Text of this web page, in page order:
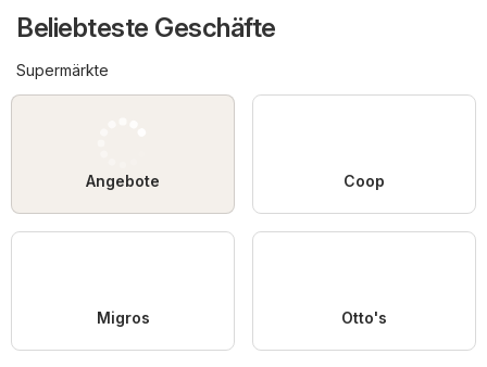
Beliebteste Geschäfte
Supermärkte
Angebote Coop
Migros Otto's